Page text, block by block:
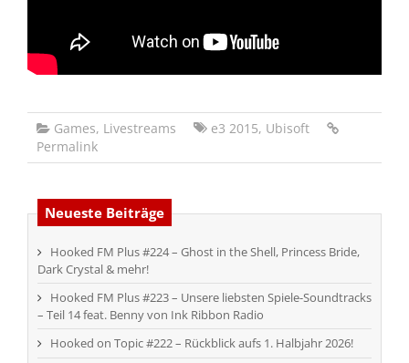
Games, Livestreams e3 2015, Ubisoft
Permalink
Neueste Beiträge
Hooked FM Plus #224 – Ghost in the Shell, Princess Bride,
Dark Crystal & mehr!
Hooked FM Plus #223 – Unsere liebsten Spiele-Soundtracks
– Teil 14 feat. Benny von Ink Ribbon Radio
Hooked on Topic #222 – Rückblick aufs 1. Halbjahr 2026!